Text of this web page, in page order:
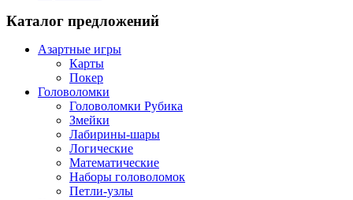
Каталог предложений
Азартные игры
Карты
Покер
Головоломки
Головоломки Рубика
Змейки
Лабирины-шары
Логические
Математические
Наборы головоломок
Петли-узлы